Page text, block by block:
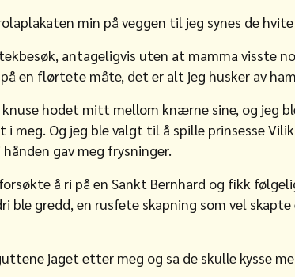
min på veggen til jeg synes de
antageligvis uten at mamma visste
en flørtete måte, det er alt jeg husker av
knuse hodet mitt mellom knærne sine, og jeg
meg. Og jeg ble valgt til å spille prinsesse
gav meg frysninger.
å ri på en Sankt Bernhard og fikk
ble gredd, en rusfete skapning som vel
jaget etter meg og sa de skulle kysse